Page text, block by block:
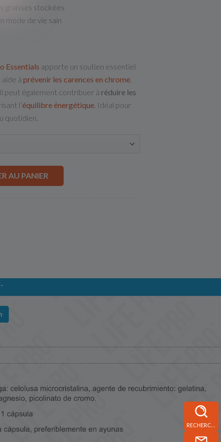
graisses stockées
mode de vie sain
Essentials apporte un soutien essentiel
aide à prévenir les carences en chrome
peut également contribuer à réduire les
l’équilibre énergétique . Idéal pour
quotidien.
AU PANIER